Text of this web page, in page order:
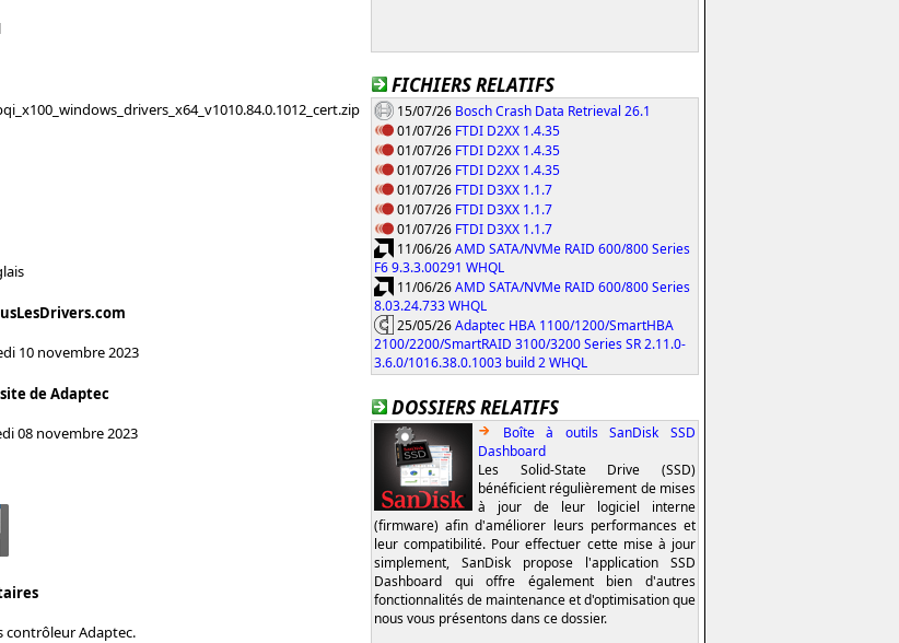
10 novembre 2023
de Adaptec
08 novembre 2023
contrôleur Adaptec.
FICHIERS RELATIFS
15/07/26 Bosch Crash Data Retrieval 26.1
01/07/26 FTDI D2XX 1.4.35
01/07/26 FTDI D2XX 1.4.35
01/07/26 FTDI D2XX 1.4.35
01/07/26 FTDI D3XX 1.1.7
01/07/26 FTDI D3XX 1.1.7
01/07/26 FTDI D3XX 1.1.7
11/06/26AMD SATA/NVMe RAID 600/800 Series
F6 9.3.3.00291 WHQL
11/06/26AMD SATA/NVMe RAID 600/800 Series
8.03.24.733 WHQL
25/05/26Adaptec HBA 1100/1200/SmartHBA
2100/2200/SmartRAID 3100/3200 Series SR 2.11.0-
3.6.0/1016.38.0.1003 build 2 WHQL
DOSSIERS RELATIFS
Boîte à outils SanDisk SSD
Dashboard
Les Solid-State Drive (SSD)
bénéficient régulièrement de mises
à jour de leur logiciel interne
(firmware) afin d'améliorer leurs performances et
leur compatibilité. Pour effectuer cette mise à jour
simplement, SanDisk propose l'application SSD
Dashboard qui offre également bien d'autres
fonctionnalités de maintenance et d'optimisation que
nous vous présentons dans ce dossier.